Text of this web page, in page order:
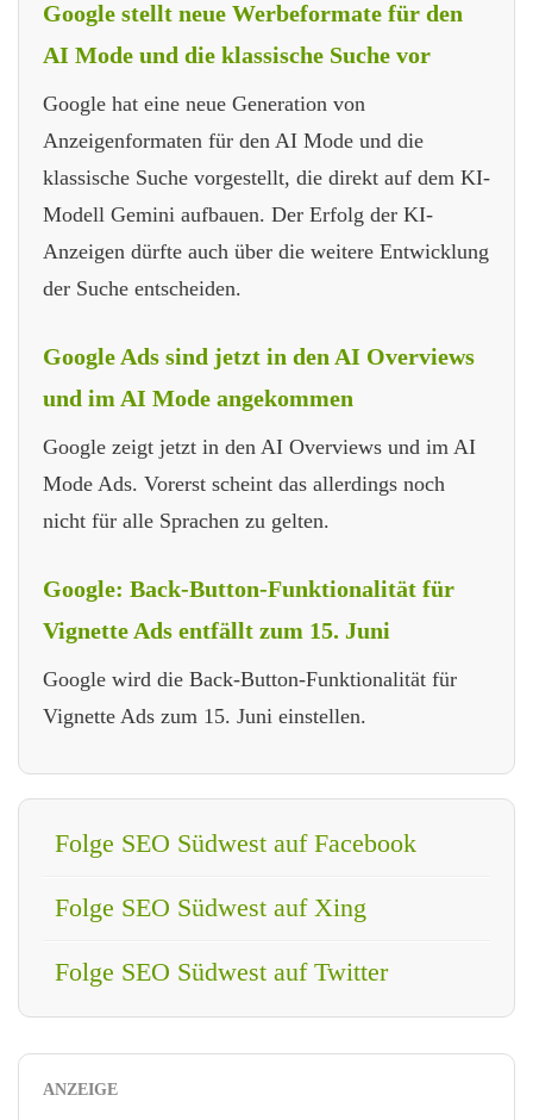
Google stellt neue Werbeformate für den
AI Mode und die klassische Suche vor
Google hat eine neue Generation von
Anzeigenformaten für den AI Mode und die
klassische Suche vorgestellt, die direkt auf dem KI-
Modell Gemini aufbauen. Der Erfolg der KI-
Anzeigen dürfte auch über die weitere Entwicklung
der Suche entscheiden.
Google Ads sind jetzt in den AI Overviews
und im AI Mode angekommen
Google zeigt jetzt in den AI Overviews und im AI
Mode Ads. Vorerst scheint das allerdings noch
nicht für alle Sprachen zu gelten.
Google: Back-Button-Funktionalität für
Vignette Ads entfällt zum 15. Juni
Google wird die Back-Button-Funktionalität für
Vignette Ads zum 15. Juni einstellen.
Folge SEO Südwest auf Facebook
Folge SEO Südwest auf Xing
Folge SEO Südwest auf Twitter
ANZEIGE